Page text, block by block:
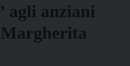
agli anziani